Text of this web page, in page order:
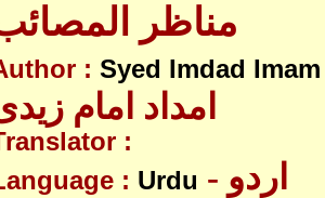
مناظر
: Syed Imdad
امداد امام
:
: Urdu - اردو